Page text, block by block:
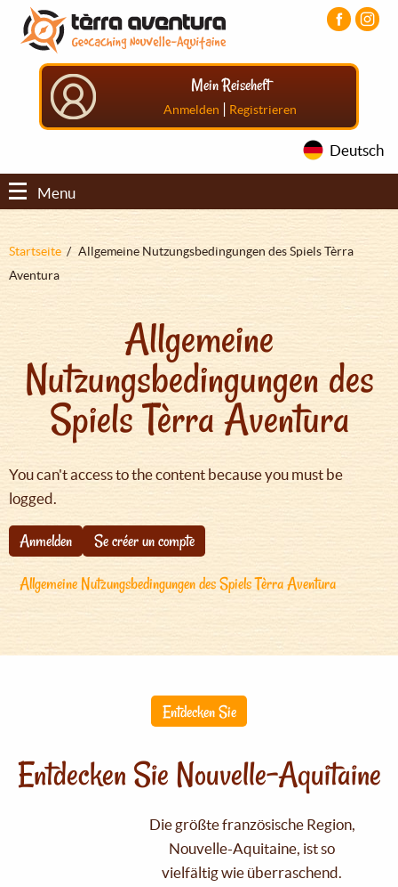
Direkt
zum
Inhalt
Aller
menu
principal
Aller
pied
Mein Reiseheft
Anmelden | Registrieren
Deutsch
Menu
Pfadnavigation
Startseite
Allgemeine Nutzungsbedingungen des Spiels Tèrra
Aventura
Allgemeine
Nutzungsbedingungen des
Spiels Tèrra Aventura
You can't access to the content because you must be
logged.
Anmelden
Se créer un compte
Allgemeine Nutzungsbedingungen des Spiels Tèrra Aventura
Entdecken Sie
Entdecken Sie Nouvelle-Aquitaine
Die größte französische Region,
Nouvelle-Aquitaine, ist so
vielfältig wie überraschend.